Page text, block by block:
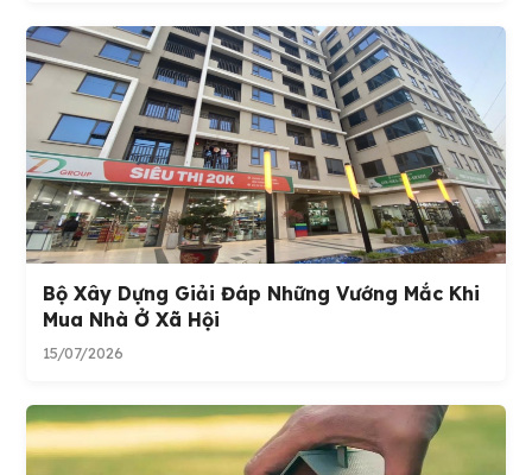
Bộ Xây Dựng Giải Đáp Những Vướng Mắc Khi
Mua Nhà Ở Xã Hội
15/07/2026